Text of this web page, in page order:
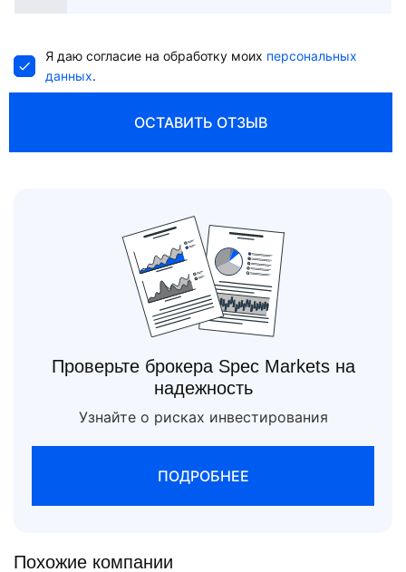
Я даю согласие на обработку моих персональных
данных.
ОСТАВИТЬ ОТЗЫВ
Проверьте брокера Spec Markets на
надежность
Узнайте о рисках инвестирования
ПОДРОБНЕЕ
Похожие компании